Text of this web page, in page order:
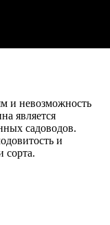
и невозможность
является
садоводов.
и
сорта.